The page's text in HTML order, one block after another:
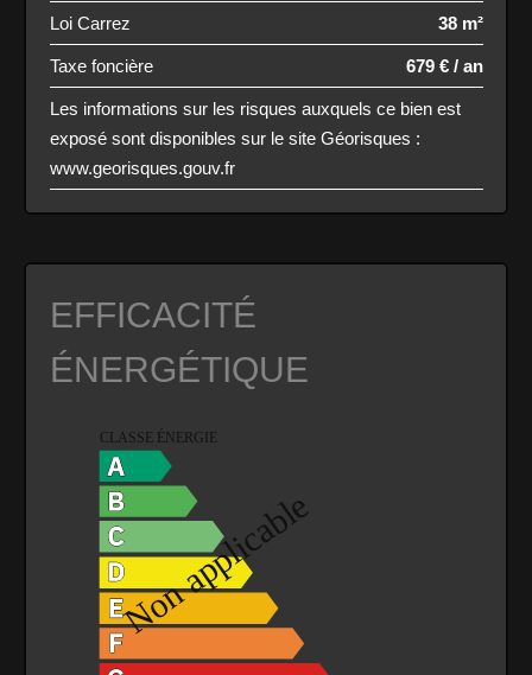
Loi Carrez 38 m²
Taxe foncière 679 € / an
Les informations sur les risques auxquels ce bien est
exposé sont disponibles sur le site Géorisques :
www.georisques.gouv.fr
EFFICACITÉ
ÉNERGÉTIQUE